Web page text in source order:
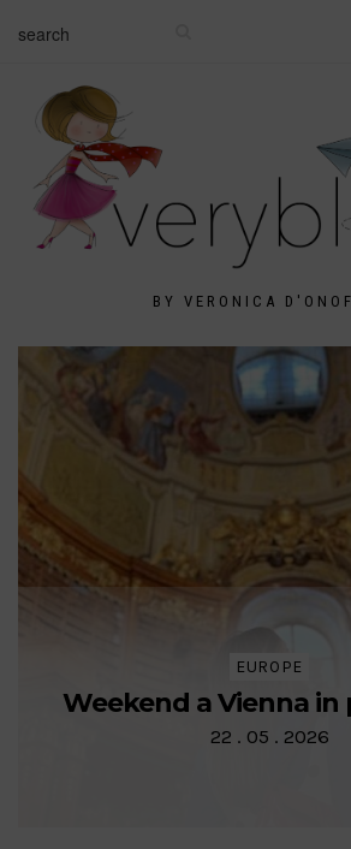
BY VERONICA
EUROPE
Weekend a Vienna in
22 . 05 . 2026